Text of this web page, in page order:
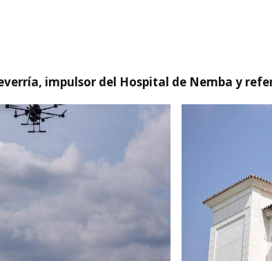
impulsor del Hospital de Nemba y